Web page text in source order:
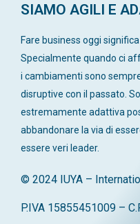
SIAMO AGILI E
Fare business oggi
Specialmente quando ci
i cambiamenti sono
disruptive con il passato.
estremamente adattiva
abbandonare la via di
essere veri leader.
© 2024 IUYA –
P.IVA 15855451009 –